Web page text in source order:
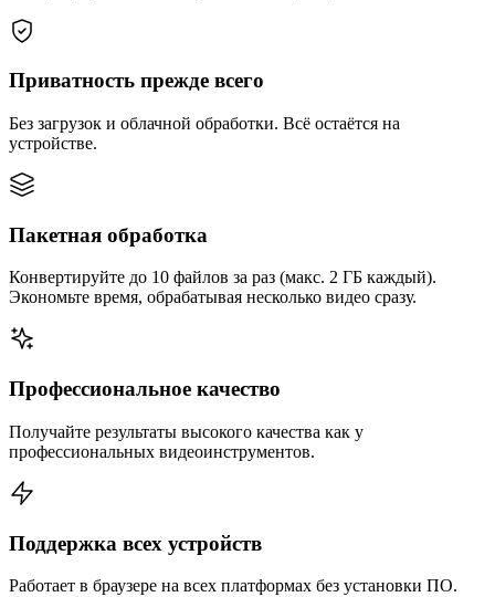
Приватность прежде всего
Без загрузок и облачной обработки. Всё остаётся на
устройстве.
Пакетная обработка
Конвертируйте до 10 файлов за раз (макс. 2 ГБ каждый).
Экономьте время, обрабатывая несколько видео сразу.
Профессиональное качество
Получайте результаты высокого качества как у
профессиональных видеоинструментов.
Поддержка всех устройств
Работает в браузере на всех платформах без установки ПО.